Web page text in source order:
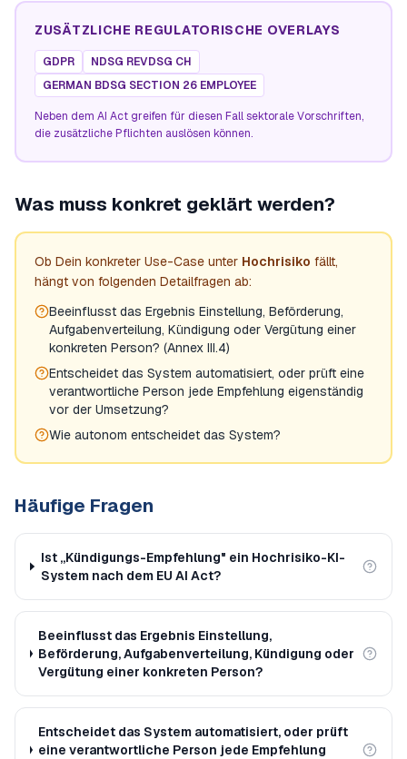
ZUSÄTZLICHE REGULATORISCHE OVERLAYS
GDPR
NDSG REVDSG CH
GERMAN BDSG SECTION 26 EMPLOYEE
Neben dem AI Act greifen für diesen Fall sektorale Vorschriften,
die zusätzliche Pflichten auslösen können.
Was muss konkret geklärt werden?
Ob Dein konkreter Use-Case unter Hochrisiko fällt,
hängt von folgenden Detailfragen ab:
Beeinflusst das Ergebnis Einstellung, Beförderung,
Aufgabenverteilung, Kündigung oder Vergütung einer
konkreten Person? (Annex III.4)
Entscheidet das System automatisiert, oder prüft eine
verantwortliche Person jede Empfehlung eigenständig
vor der Umsetzung?
Wie autonom entscheidet das System?
Häufige Fragen
Ist „Kündigungs-Empfehlung" ein Hochrisiko-KI-
System nach dem EU AI Act?
Beeinflusst das Ergebnis Einstellung,
Beförderung, Aufgabenverteilung, Kündigung oder
Vergütung einer konkreten Person?
Entscheidet das System automatisiert, oder prüft
eine verantwortliche Person jede Empfehlung